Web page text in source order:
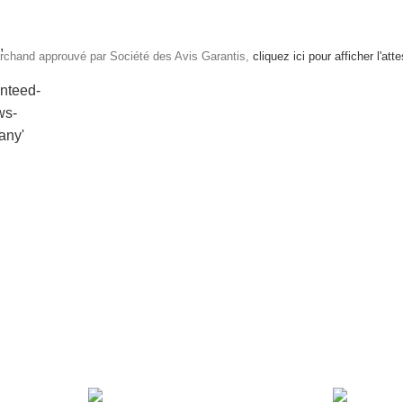
approuvé par Société des Avis Garantis, cliquez ici pour afficher